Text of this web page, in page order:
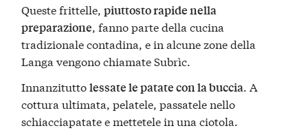
Queste frittelle,piuttosto rapide nella
preparazione, fanno parte della cucina
tradizionale contadina, e in alcune zone della
Langa vengono chiamate Subrìc.
Innanzituttolessate le patate con la buccia. A
cottura ultimata, pelatele, passatele nello
schiacciapatate e mettetele in una ciotola.